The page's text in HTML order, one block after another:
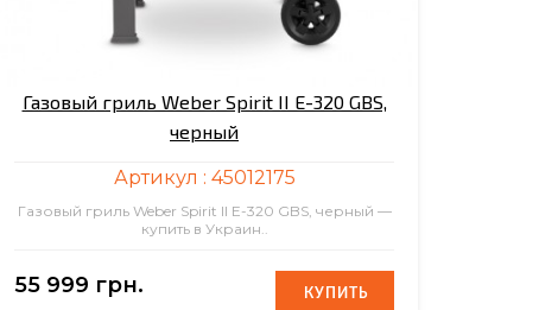
Газовый гриль Weber Spirit II E-320 GBS,
черный
Артикул : 45012175
Газовый гриль Weber Spirit II E-320 GBS, черный —
купить в Украин..
55 999 грн. КУПИТЬ
КУПИТЬ